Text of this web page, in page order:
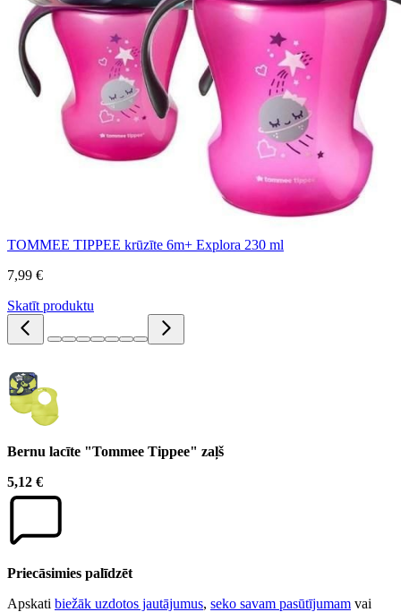
TOMMEE TIPPEE krūzīte 6m+ Explora 230 ml
7,99 €
Skatīt produktu
Bernu lacīte "Tommee Tippee" zaļš
5,12 €
Priecāsimies palīdzēt
Apskati biežāk uzdotos jautājumus, seko savam pasūtījumam vai